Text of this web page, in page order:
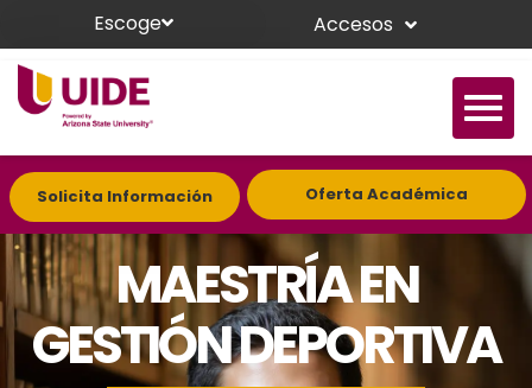
Escoge Accesos
Solicita Información Oferta Académica
MAESTRÍA EN
GESTIÓN DEPORTIVA